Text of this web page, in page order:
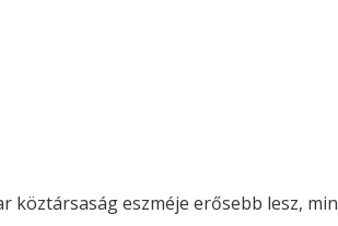
eszméje erősebb lesz,